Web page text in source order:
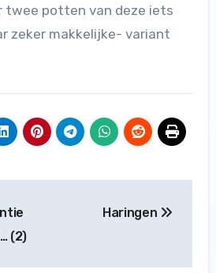
twee potten van deze iets
zeker makkelijke- variant
(2)
Haringen